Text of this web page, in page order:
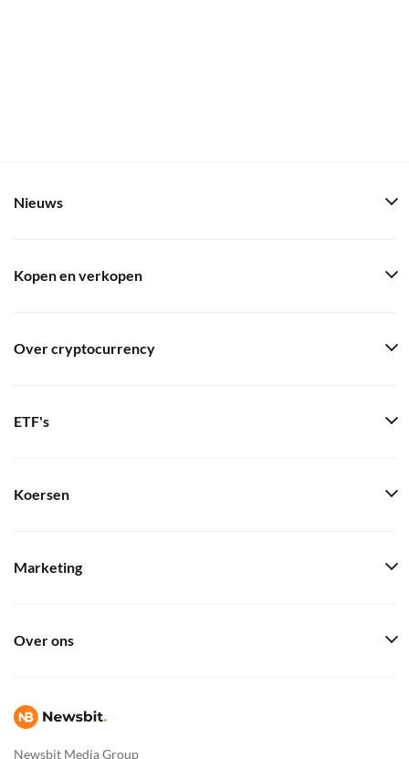
Newsbit Media Group
Nieuws
Kopen en verkopen
Over cryptocurrency
ETF's
Koersen
Marketing
Over ons